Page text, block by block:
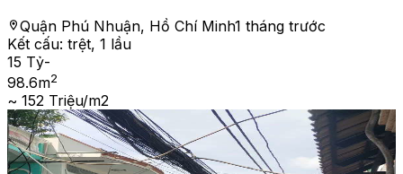
Quận Phú Nhuận, Hồ Chí Minh1 tháng trước
Kết cấu: trệt, 1 lầu
15 Tỷ-
98.6m2
~ 152 Triệu/m2